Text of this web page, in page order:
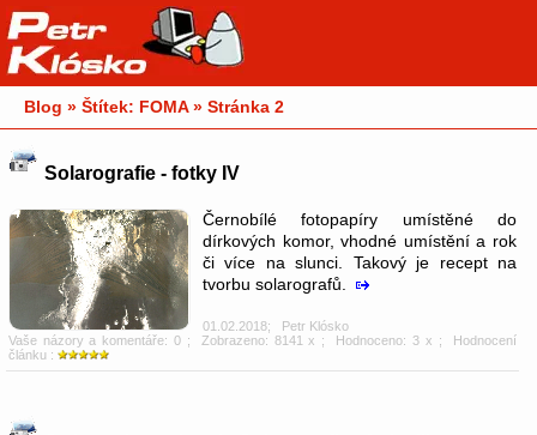
Blog » Štítek: FOMA » Stránka 2
Solarografie - fotky IV
Černobílé fotopapíry umístěné do
dírkových komor, vhodné umístění a rok
či více na slunci. Takový je recept na
tvorbu solarografů.
01.02.2018; Petr Klósko
Vaše názory a komentáře: 0; Zobrazeno: 8141 x ; Hodnoceno: 3 x ; Hodnocení
článku :